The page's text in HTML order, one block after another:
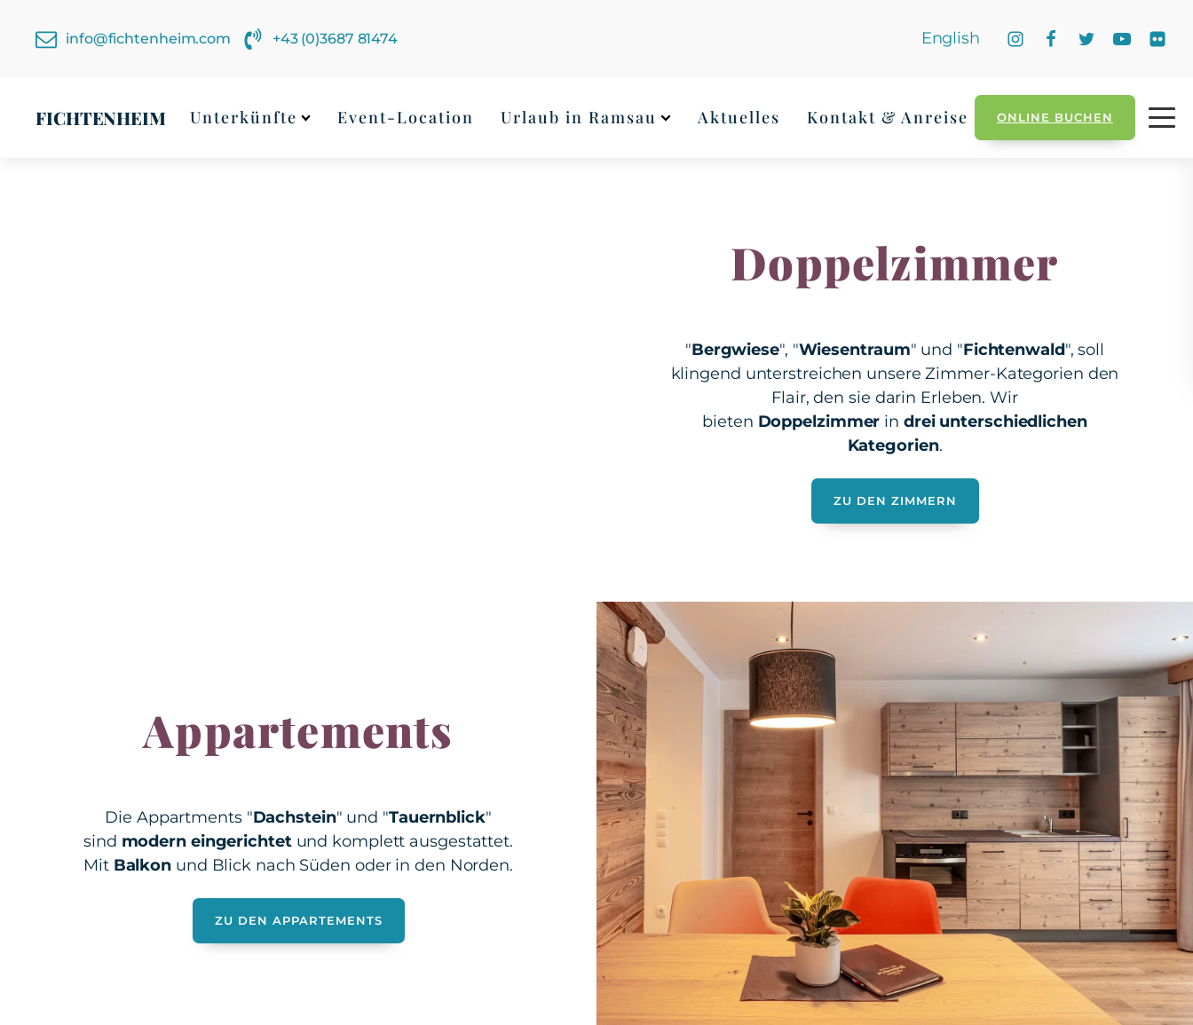
info@fichtenheim.com +43 (0)3687 81474 English
FICHTENHEIM Unterkünfte Event-Location Urlaub in Ramsau Aktuelles Kontakt & Anreise ONLINE BUCHEN
Doppelzimmer
"Bergwiese", "Wiesentraum" und "Fichtenwald", soll
klingend unterstreichen unsere Zimmer-Kategorien den
Flair, den sie darin Erleben. Wir
bieten Doppelzimmer in drei unterschiedlichen
Kategorien.
ZU DEN ZIMMERN
Appartements
Die Appartments "Dachstein" und "Tauernblick"
sind modern eingerichtet und komplett ausgestattet.
Mit Balkon und Blick nach Süden oder in den Norden.
ZU DEN APPARTEMENTS